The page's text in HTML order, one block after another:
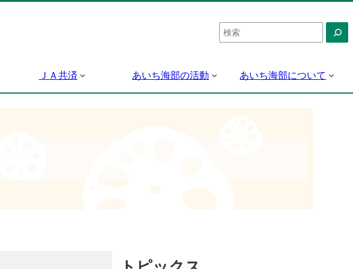
検
索
ＪＡ共済 あいち海部の活動 あいち海部について